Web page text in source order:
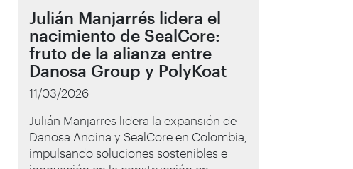
Julián Manjarrés lidera el
nacimiento de SealCore:
fruto de la alianza entre
Danosa Group y PolyKoat
11/03/2026
Julián Manjarres lidera la expansión de
Danosa Andina y SealCore en Colombia,
impulsando soluciones sostenibles e